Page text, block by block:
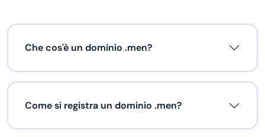
Che cos'è un dominio .men?
Come si registra un dominio .men?